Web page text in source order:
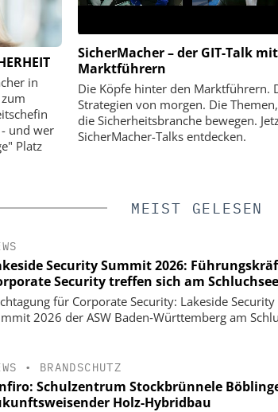
in
und wer
Platz
SicherMacher – der GIT-Talk
Marktführern
Die Köpfe hinter den Marktführern.
Strategien von morgen. Die
die Sicherheitsbranche bewegen.
SicherMacher-Talks entdecken.
Praxistest:
von
ASSA ABLOY
KRITIS-Dachgesetz in
zählt die Umsetzung
MEIST GELESEN
Security Summit 2026:
Security treffen sich am Schluchsee
für Corporate Security: Lakeside Security
2026 der ASW Baden‑Württemberg am
• BRANDSCHUTZ
Schulzentrum Stockbrünnele
Holz-Hybridbau